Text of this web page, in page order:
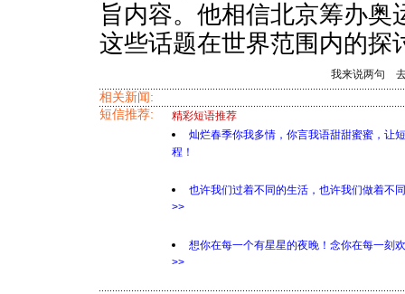
旨内容。他相信北京筹办奥
这些话题在世界范围内的探
我来说两句
相关新闻:
短信推荐:
精彩短语推荐
灿烂春季你我多情，你言我语甜甜蜜蜜，让
程！
也许我们过着不同的生活，也许我们做着
>>
想你在每一个有星星的夜晚！念你在每一
>>